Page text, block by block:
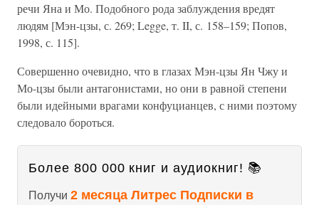
речи Яна и Мо. Подобного рода заблуждения вредят
людям [Мэн-цзы, с. 269; Legge, т. II, с. 158–159; Попов,
1998, с. 115].
Совершенно очевидно, что в глазах Мэн-цзы Ян Чжу и
Мо-цзы были антагонистами, но они в равной степени
были идейными врагами конфуцианцев, с ними поэтому
следовало бороться.
Более 800 000 книг и аудиокниг! 📚
Получи 2 месяца Литрес Подписки в